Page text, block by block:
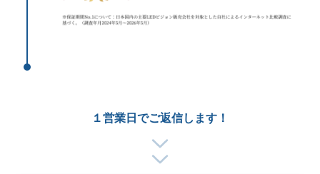
１営業日でご返信します！